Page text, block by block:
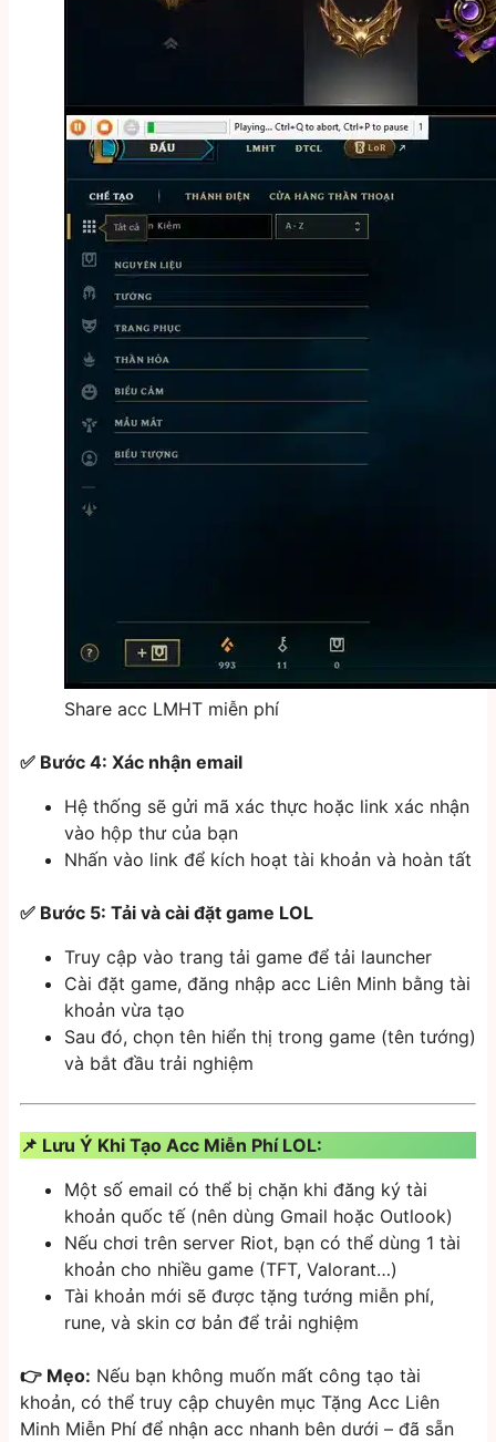
Share acc LMHT miễn phí
✅ Bước 4: Xác nhận email
Hệ thống sẽ gửi mã xác thực hoặc link xác nhận
vào hộp thư của bạn
Nhấn vào link để kích hoạt tài khoản và hoàn tất
✅ Bước 5: Tải và cài đặt game LOL
Truy cập vào trang tải game để tải launcher
Cài đặt game, đăng nhập acc Liên Minh bằng tài
khoản vừa tạo
Sau đó, chọn tên hiển thị trong game (tên tướng)
và bắt đầu trải nghiệm
📌 Lưu Ý Khi Tạo Acc Miễn Phí LOL:
Một số email có thể bị chặn khi đăng ký tài
khoản quốc tế (nên dùng Gmail hoặc Outlook)
Nếu chơi trên server Riot, bạn có thể dùng 1 tài
khoản cho nhiều game (TFT, Valorant…)
Tài khoản mới sẽ được tặng tướng miễn phí,
rune, và skin cơ bản để trải nghiệm
👉 Mẹo: Nếu bạn không muốn mất công tạo tài
khoản, có thể truy cập chuyên mục Tặng Acc Liên
Minh Miễn Phí để nhận acc nhanh bên dưới – đã sẵn